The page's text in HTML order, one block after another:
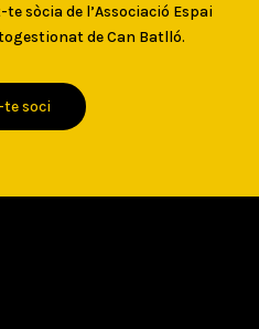
sòcia de l’Associació Espai
de Can Batlló.
te soci